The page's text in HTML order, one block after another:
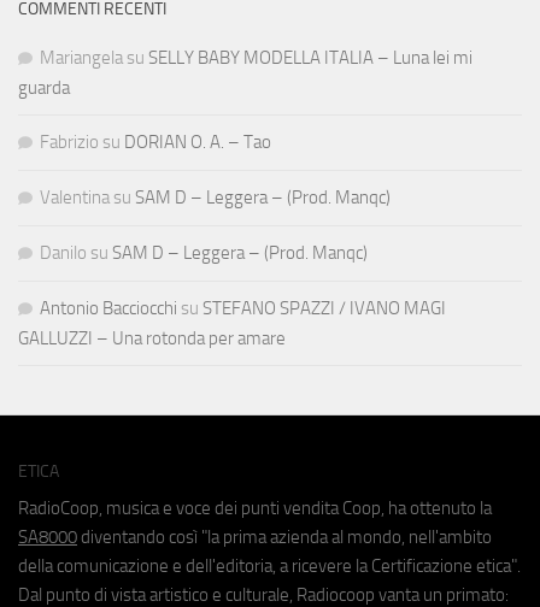
COMMENTI RECENTI
Mariangela su SELLY BABY MODELLA ITALIA – Luna lei mi
guarda
Fabrizio su DORIAN O. A. – Tao
Valentina su SAM D – Leggera – (Prod. Manqc)
Danilo su SAM D – Leggera – (Prod. Manqc)
Antonio Bacciocchi su STEFANO SPAZZI / IVANO MAGI
GALLUZZI – Una rotonda per amare
ETICA
RadioCoop, musica e voce dei punti vendita Coop, ha ottenuto la
SA8000 diventando così "la prima azienda al mondo, nell'ambito
della comunicazione e dell'editoria, a ricevere la Certificazione etica".
Dal punto di vista artistico e culturale, Radiocoop vanta un primato: